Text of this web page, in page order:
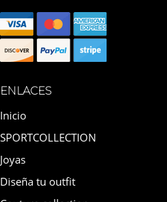
ENLACES
Inicio
SPORTCOLLECTION
Joyas
Diseña tu outfit